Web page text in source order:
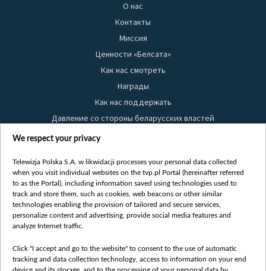
О нас
Контакты
Миссия
Ценности «Белсата»
Как нас смотреть
Награды
Как нас поддержать
Давление со стороны беларусских властей
Правила использования материалов
Безопасность
Youtube
Белсат news
Белсат Life
Belsat English
Biełsat PL
We respect your privacy
Telewizja Polska S.A. w likwidacji processes your personal data collected
when you visit individual websites on the tvp.pl Portal (hereinafter referred
to as the Portal), including information saved using technologies used to
track and store them, such as cookies, web beacons or other similar
technologies enabling the provision of tailored and secure services,
personalize content and advertising, provide social media features and
analyze Internet traffic.
Click "I accept and go to the website" to consent to the use of automatic
tracking and data collection technology, access to information on your end